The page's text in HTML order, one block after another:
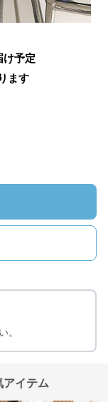
け予定
ます
。
アイテム